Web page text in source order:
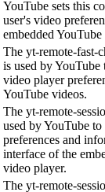
YouTube sets this
user's video
embedded
The yt-remote-fast-
is used by YouTube
video player
YouTube videos.
The yt-remote-
used by YouTube to
preferences and
interface of the
video player.
The yt-remote-